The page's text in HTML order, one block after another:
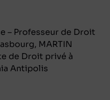
– Professeur de Droit
MARTIN
de Droit privé à
Antipolis